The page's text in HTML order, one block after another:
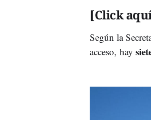
[Click
Según la
acceso, hay